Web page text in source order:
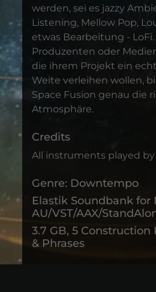
werden, sei es jazzy
Listening, Mellow Pop,
etwas Bearbeitung -
Produzenten oder
die ihrem Projekt ein
Weite verleihen wollen,
Space Fusion genau die
Atmosphäre.
Credits
All instruments played by
Genre: Downtempo
Elastik Soundbank for
AU/VST/AAX/
3.7 GB, 5 Construction
& Phrases